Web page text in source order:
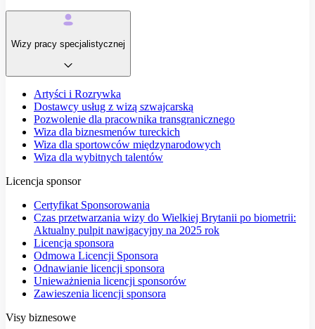
Wizy pracy specjalistycznej
Artyści i Rozrywka
Dostawcy usług z wizą szwajcarską
Pozwolenie dla pracownika transgranicznego
Wiza dla biznesmenów tureckich
Wiza dla sportowców międzynarodowych
Wiza dla wybitnych talentów
Licencja sponsor
Certyfikat Sponsorowania
Czas przetwarzania wizy do Wielkiej Brytanii po biometrii:
Aktualny pulpit nawigacyjny na 2025 rok
Licencja sponsora
Odmowa Licencji Sponsora
Odnawianie licencji sponsora
Unieważnienia licencji sponsorów
Zawieszenia licencji sponsora
Visy biznesowe